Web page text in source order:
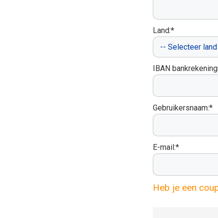
Land:*
IBAN
Gebruikersnaam:*
E-mail:*
Heb je een